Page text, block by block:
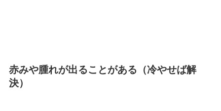
赤みや腫れが出ることがある（冷やせば解
決）